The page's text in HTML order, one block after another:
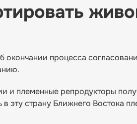
окончании процесса
и племенные репродукторы
эту страну Ближнего Востока